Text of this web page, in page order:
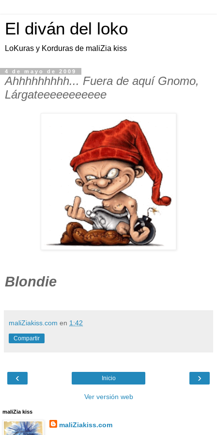
El diván del loko
LoKuras y Korduras de maliZia kiss
4 de mayo de 2009
Ahhhhhhhhh... Fuera de aquí Gnomo,
Lárgateeeeeeeeeee
Blondie
maliZiakiss.com en 1:42
Compartir
‹ ›
Inicio
Ver versión web
maliZia kiss
maliZiakiss.com